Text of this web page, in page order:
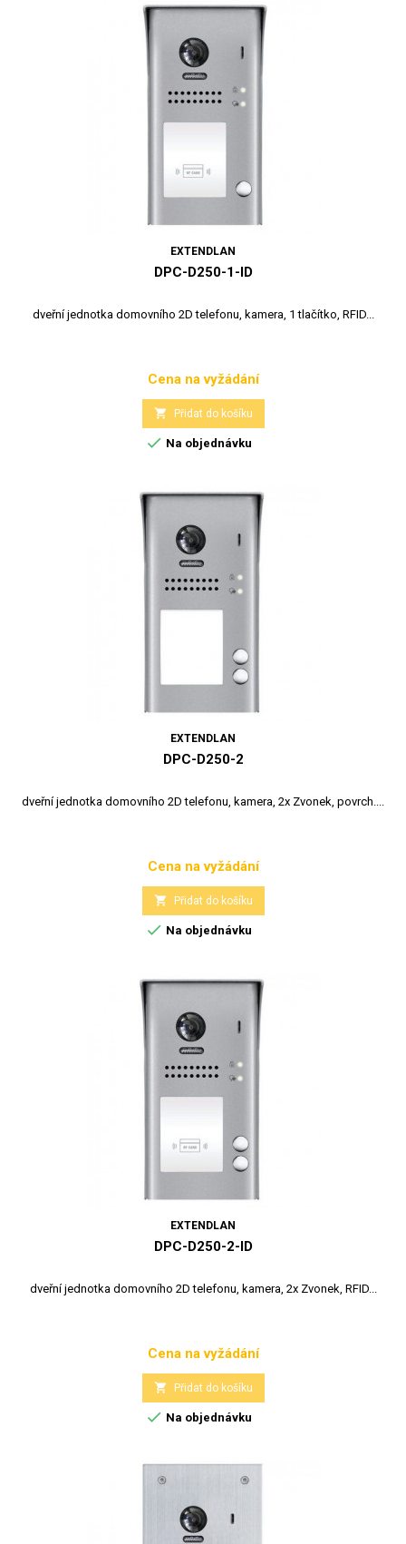
EXTENDLAN
DPC-D250-1-ID
dveřní jednotka domovního 2D telefonu, kamera, 1 tlačítko, RFID...
Cena
Cena na vyžádání
 Přidat do košíku
 Na objednávku
EXTENDLAN
DPC-D250-2
dveřní jednotka domovního 2D telefonu, kamera, 2x Zvonek, povrch....
Cena
Cena na vyžádání
 Přidat do košíku
 Na objednávku
EXTENDLAN
DPC-D250-2-ID
dveřní jednotka domovního 2D telefonu, kamera, 2x Zvonek, RFID...
Cena
Cena na vyžádání
 Přidat do košíku
 Na objednávku